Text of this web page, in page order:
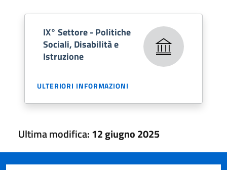
IX° Settore - Politiche
Sociali, Disabilità e
Istruzione
ULTERIORI INFORMAZIONI
Ultima modifica:12 giugno 2025